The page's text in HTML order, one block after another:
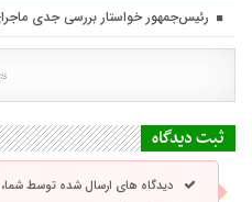
رئیس‌جمهور خواستار بررسی جدی
ثبت دیدگاه
دیدگاه های ارسال شده توسط